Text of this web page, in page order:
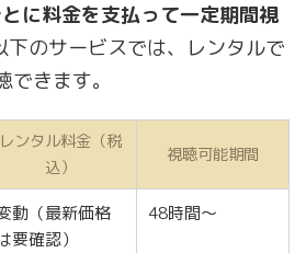
に料金を支払って一定期間視
下のサービスでは、レンタルで
できます。
レンタル料金（税
込）
視聴可能期間
動（最新価格
要確認）
48時間～